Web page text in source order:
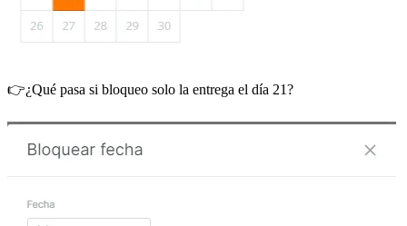
👉¿Qué pasa si bloqueo solo la entrega el día 21?